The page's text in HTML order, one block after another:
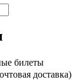
билеты
доставка)